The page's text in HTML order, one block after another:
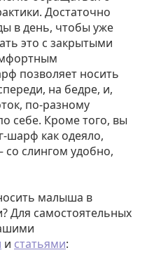
Достаточно
в день, чтобы уже
это с закрытыми
позволяет носить
на бедре, и,
по-разному
себе. Кроме того, вы
шарф как одеяло,
слингом удобно,
малыша в
Для самостоятельных
и статьями: